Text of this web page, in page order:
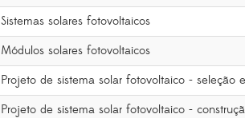
Sistemas solares fotovoltaicos
Módulos solares fotovoltaicos
Projeto de sistema solar fotovoltaico - seleção
Projeto de sistema solar fotovoltaico -